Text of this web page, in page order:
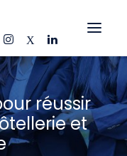
réussir
et